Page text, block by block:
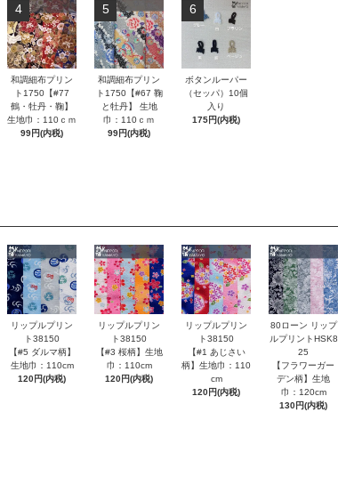
4
和調細布プリン
ト1750【#77
鶴・牡丹・鞠】
生地巾：110ｃｍ
99円(内税)
5
和調細布プリン
ト1750【#67 鞠
と牡丹】 生地
巾：110ｃｍ
99円(内税)
6
ボタンルーパー
（セッパ）10個
入り
175円(内税)
リップルプリン
ト38150
【#5 ダルマ柄】
生地巾：110cm
120円(内税)
リップルプリン
ト38150
【#3 桜柄】生地
巾：110cm
120円(内税)
リップルプリン
ト38150
【#1 あじさい
柄】生地巾：110
cm
120円(内税)
80ローン リップ
ルプリントHSK8
25
【フラワーガー
デン柄】生地
巾：120cm
130円(内税)